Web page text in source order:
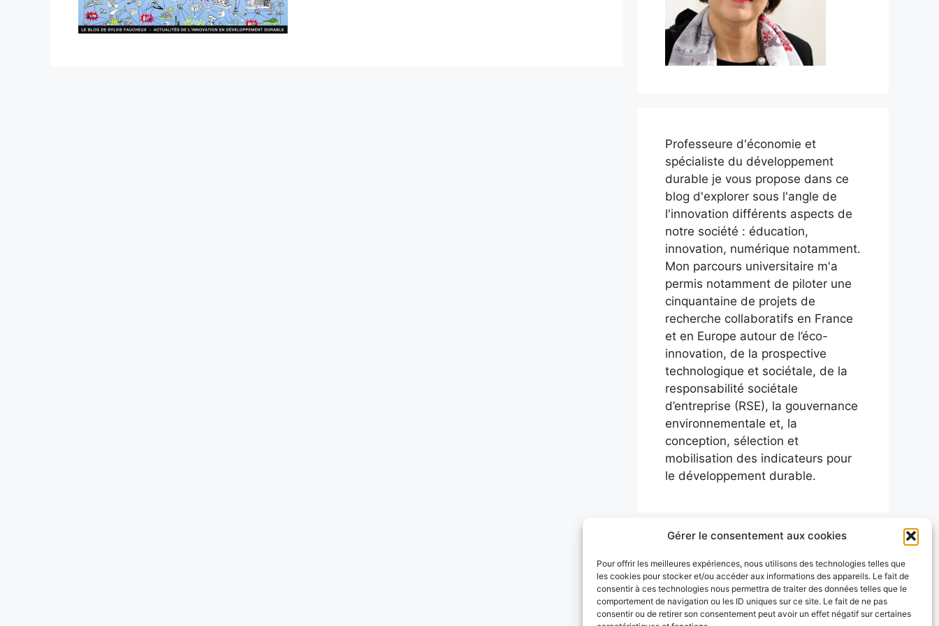
Gérer le consentement aux cookies
Pour offrir les meilleures expériences, nous utilisons des technologies telles que
les cookies pour stocker et/ou accéder aux informations des appareils. Le fait de
consentir à ces technologies nous permettra de traiter des données telles que le
comportement de navigation ou les ID uniques sur ce site. Le fait de ne pas
consentir ou de retirer son consentement peut avoir un effet négatif sur certaines
Professeure d'économie et
spécialiste du développement
durable je vous propose dans ce
blog d'explorer sous l'angle de
l'innovation différents aspects de
notre société : éducation,
innovation, numérique notamment.
Mon parcours universitaire m'a
permis notamment de piloter une
cinquantaine de projets de
recherche collaboratifs en France
et en Europe autour de l’éco-
innovation, de la prospective
technologique et sociétale, de la
responsabilité sociétale
d’entreprise (RSE), la gouvernance
environnementale et, la
conception, sélection et
mobilisation des indicateurs pour
le développement durable.